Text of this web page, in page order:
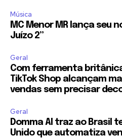
Música
MC Menor MR lança seu
Juízo 2”
Geral
Com ferramenta
TikTok Shop alcançam
vendas sem precisar
Geral
Domma AI traz ao Brasil
Unido que automatiza